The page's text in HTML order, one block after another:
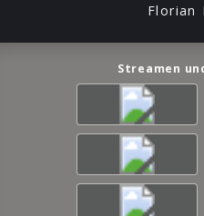
Florian
Streamen